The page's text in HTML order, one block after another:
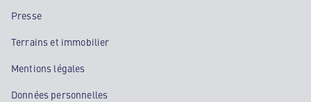
Presse
Terrains et immobilier
Mentions légales
Données personnelles